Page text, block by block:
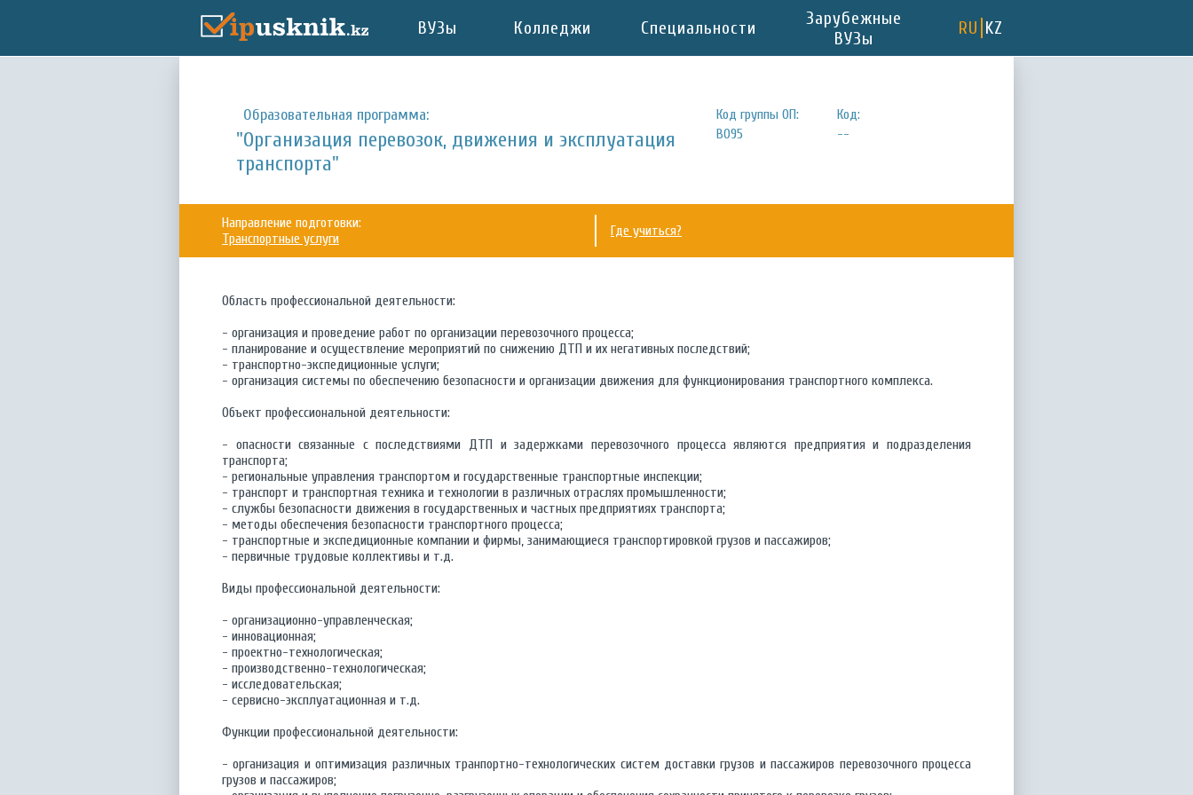
ВУЗы Колледжи Специальности
Зарубежные
ВУЗы
RU KZ
Образовательная программа:
"Организация перевозок, движения и эксплуатация
транспорта"
Код группы ОП:
B095
Код:
--
Направление подготовки:
Транспортные услуги
Где учиться?
Область профессиональной деятельности:
- организация и проведение работ по организации перевозочного процесса;
- планирование и осуществление мероприятий по снижению ДТП и их негативных последствий;
- транспортно-экспедиционные услуги;
- организация системы по обеспечению безопасности и организации движения для функционирования транспортного комплекса.
Объект профессиональной деятельности:
- опасности связанные с последствиями ДТП и задержками перевозочного процесса являются предприятия и подразделения
транспорта;
- региональные управления транспортом и государственные транспортные инспекции;
- транспорт и транспортная техника и технологии в различных отраслях промышленности;
- службы безопасности движения в государственных и частных предприятиях транспорта;
- методы обеспечения безопасности транспортного процесса;
- транспортные и экспедиционные компании и фирмы, занимающиеся транспортировкой грузов и пассажиров;
- первичные трудовые коллективы и т.д.
Виды профессиональной деятельности:
- организационно-управленческая;
- инновационная;
- проектно-технологическая;
- производственно-технологическая;
- исследовательская;
- сервисно-эксплуатационная и т.д.
Функции профессиональной деятельности:
- организация и оптимизация различных транпортно-технологических систем доставки грузов и пассажиров перевозочного процесса
грузов и пассажиров;